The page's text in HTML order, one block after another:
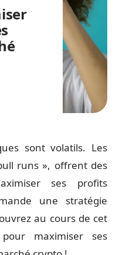
sont volatils. Les
runs », offrent des
ses profits
une stratégie
au cours de cet
maximiser ses